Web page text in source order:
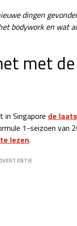
dingen
bodywork en wat
met
in Singapore de
1-seizoen van
lezen.